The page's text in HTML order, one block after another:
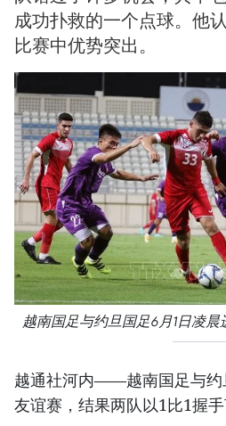
成功扑救的一个点球。他
比赛中优势突出。
越南国足与约旦国足6月1日凌
越通社河内——越南国足与约
友谊赛，结果两队以1比1握手